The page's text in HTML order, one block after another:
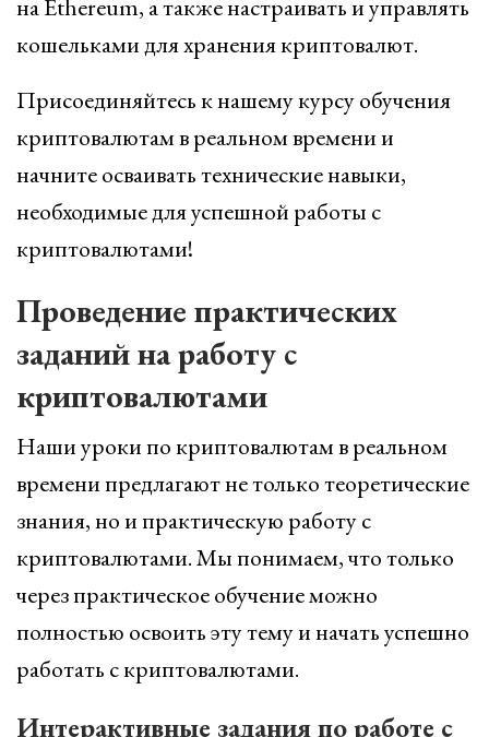
на Ethereum, а также настраивать и управлять
кошельками для хранения криптовалют.
Присоединяйтесь к нашему курсу обучения
криптовалютам в реальном времени и
начните осваивать технические навыки,
необходимые для успешной работы с
криптовалютами!
Проведение практических
заданий на работу с
криптовалютами
Наши уроки по криптовалютам в реальном
времени предлагают не только теоретические
знания, но и практическую работу с
криптовалютами. Мы понимаем, что только
через практическое обучение можно
полностью освоить эту тему и начать успешно
работать с криптовалютами.
Интерактивные задания по работе с